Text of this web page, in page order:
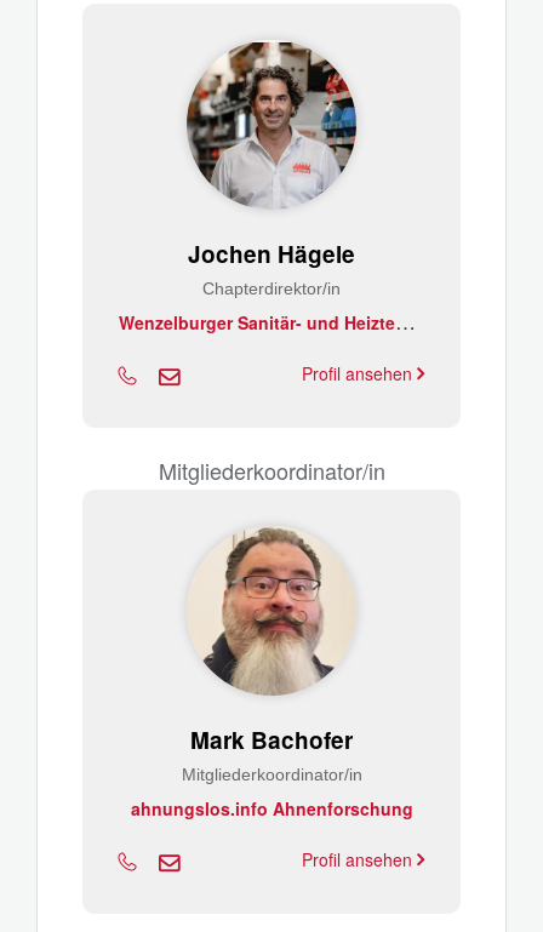
Jochen Hägele
Chapterdirektor/in
W
enzelburger Sanitär- und Heiztechnik GmbH
Profil ansehen
Mitgliederkoordinator/in
Mark Bachofer
Mitgliederkoordinator/in
ahnungslos.info Ahnenforschung
Profil ansehen